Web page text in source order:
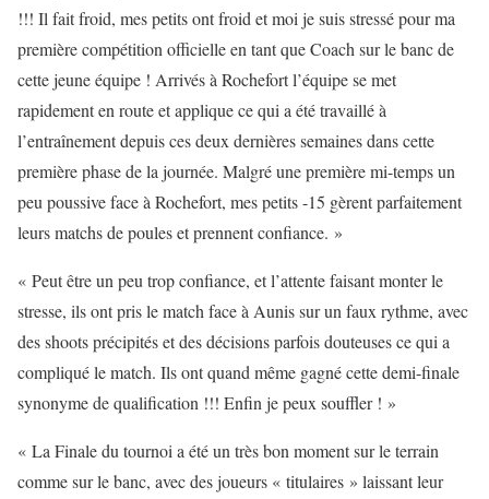
!!! Il fait froid, mes petits ont froid et moi je suis stressé pour ma
première compétition officielle en tant que Coach sur le banc de
cette jeune équipe ! Arrivés à Rochefort l’équipe se met
rapidement en route et applique ce qui a été travaillé à
l’entraînement depuis ces deux dernières semaines dans cette
première phase de la journée. Malgré une première mi-temps un
peu poussive face à Rochefort, mes petits -15 gèrent parfaitement
leurs matchs de poules et prennent confiance. »
« Peut être un peu trop confiance, et l’attente faisant monter le
stresse, ils ont pris le match face à Aunis sur un faux rythme, avec
des shoots précipités et des décisions parfois douteuses ce qui a
compliqué le match. Ils ont quand même gagné cette demi-finale
synonyme de qualification !!! Enfin je peux souffler ! »
« La Finale du tournoi a été un très bon moment sur le terrain
comme sur le banc, avec des joueurs « titulaires » laissant leur